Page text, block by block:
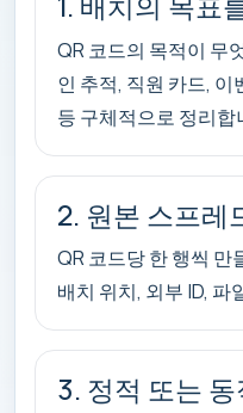
QR 코드의 목적이 무
인 추적, 직원 카드, 이
등 구체적으로 정리합
2. 원본 스프레
QR 코드당 한 행씩 만
배치 위치, 외부 ID,
3. 정적 또는